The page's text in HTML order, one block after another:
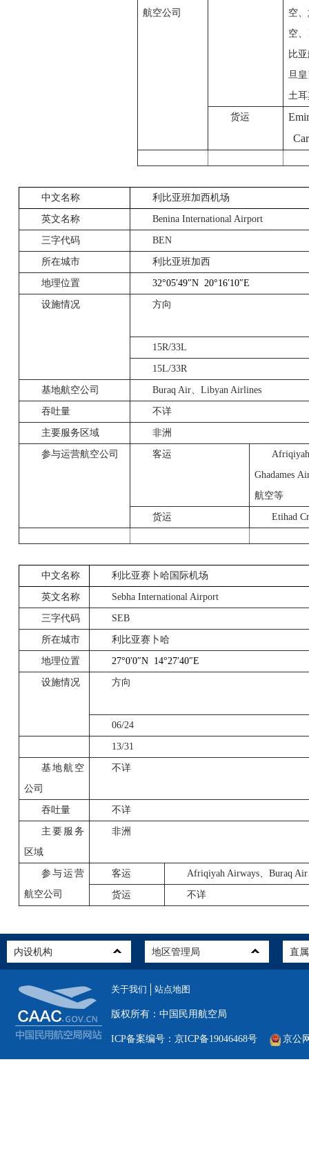
航空公司
空
空、
比
旦
土
货运
中文名称 利比亚班加西机场
英文名称 Benina International Airport
三字代码 BEN
所在城市 利比亚班加西
地理位置 32°05′49″N 20°16′10″E
设施情况 方向
15R/33L
15L/33R
基地航空公司 Buraq Air、Libyan Airlines
吞吐量 不详
主要服务区域 非洲
参与运营航空公司 客运
Ghadames
航空等
货运 Etihad
中文名称 利比亚赛卜哈国际机场
英文名称 Sebha International Airport
三字代码 SEB
所在城市 利比亚赛卜哈
地理位置 27°0′0″N 14°27′40″E
设施情况 方向
06/24
13/31
基地航空
公司
不详
吞吐量 不详
主要服务
区域
非洲
参与运营
航空公司
客运 Afriqiyah Airways、Buraq Air
货运 不详
关于我们 站点地图
版权所有：中国民用航空局
ICP备案编号：京ICP备19046468号 京公